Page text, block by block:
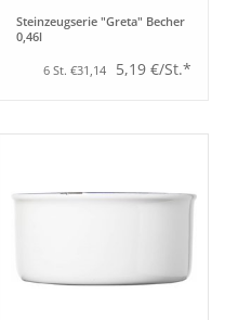
Steinzeugserie "Greta" Becher
0,46l
6 St. €31,14 5,19 €/St.*